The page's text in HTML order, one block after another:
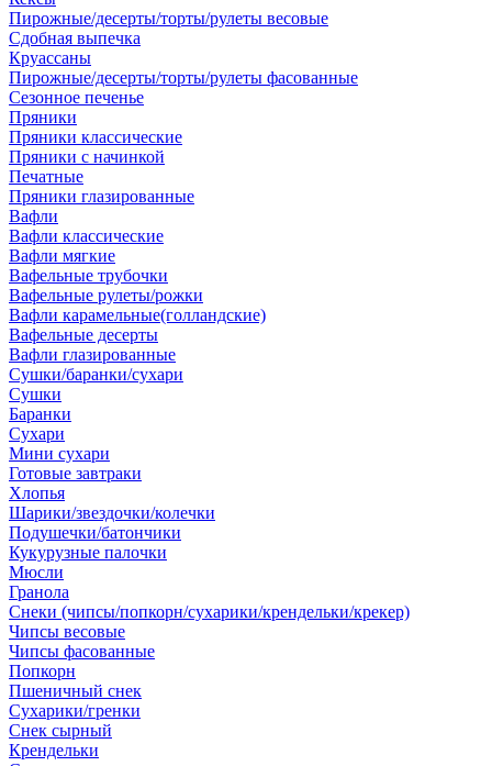
Пирожные/десерты/торты/рулеты весовые
Сдобная выпечка
Круассаны
Пирожные/десерты/торты/рулеты фасованные
Сезонное печенье
Пряники
Пряники классические
Пряники с начинкой
Печатные
Пряники глазированные
Вафли
Вафли классические
Вафли мягкие
Вафельные трубочки
Вафельные рулеты/рожки
Вафли карамельные(голландские)
Вафельные десерты
Вафли глазированные
Сушки/баранки/сухари
Сушки
Баранки
Сухари
Мини сухари
Готовые завтраки
Хлопья
Шарики/звездочки/колечки
Подушечки/батончики
Кукурузные палочки
Мюсли
Гранола
Снеки (чипсы/попкорн/сухарики/крендельки/крекер)
Чипсы весовые
Чипсы фасованные
Попкорн
Пшеничный снек
Сухарики/гренки
Снек сырный
Крендельки